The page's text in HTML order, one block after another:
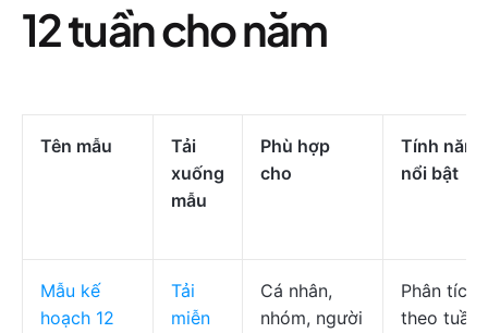
12 tuần cho năm
Tên mẫu
Tải
xuống
mẫu
Phù hợp
cho
Tính năng
nổi bật
Mẫu kế
hoạch 12
Tải
miễn
Cá nhân,
nhóm, người
Phân tích
theo tuần,